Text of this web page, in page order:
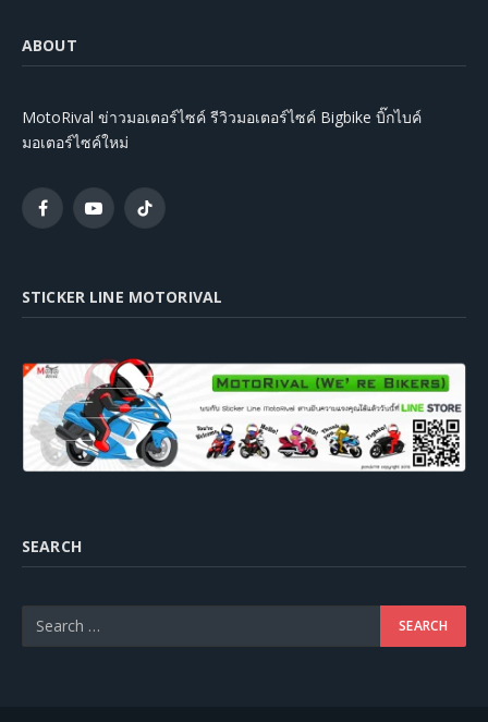
ABOUT
MotoRival ข่าวมอเตอร์ไซค์ รีวิวมอเตอร์ไซค์ Bigbike บิ๊กไบค์
มอเตอร์ไซค์ใหม่
FacebookYouTubeTikTok
STICKER LINE MOTORIVAL
SEARCH